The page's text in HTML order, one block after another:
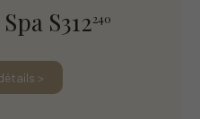
Spa S312240
>